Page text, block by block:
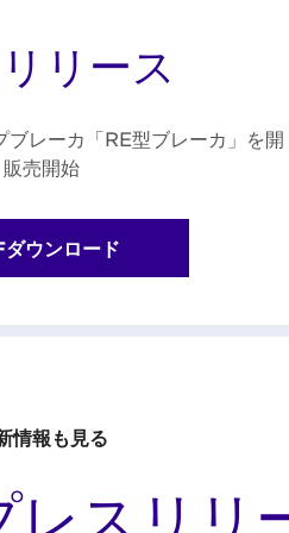
リース
レーカ「RE型ブレーカ」を開
売開始
ウンロード
情報も見る
レスリリ